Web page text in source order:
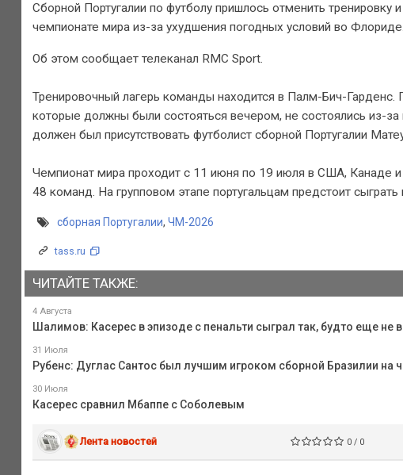
Сборной Португалии по футболу пришлось отменить
чемпионате мира из-за ухудшения погодных условий во Флориде.
Об этом сообщает телеканал RMC Sport.
Тренировочный лагерь команды находится в Палм-Бич-
которые должны были состояться вечером, не состоялись из-
должен был присутствовать футболист сборной Португалии
Чемпионат мира проходит с 11 июня по 19 июля в США, Канаде
48 команд. На групповом этапе португальцам предстоит
сборная Португалии, ЧМ-2026
tass.ru
ЧИТАЙТЕ ТАКЖЕ:
4 Августа
Шалимов: Касерес в эпизоде с пенальти сыграл так, будто еще не
31 Июля
Рубенс: Дуглас Сантос был лучшим игроком сборной Бразилии на
30 Июля
Касерес сравнил Мбаппе с Соболевым
Лента новостей 0 / 0